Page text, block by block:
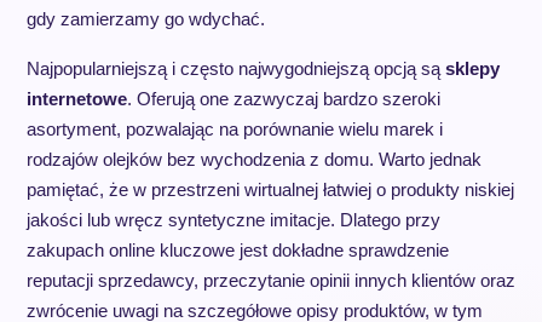
gdy zamierzamy go wdychać.
Najpopularniejszą i często najwygodniejszą opcją są sklepy
internetowe. Oferują one zazwyczaj bardzo szeroki
asortyment, pozwalając na porównanie wielu marek i
rodzajów olejków bez wychodzenia z domu. Warto jednak
pamiętać, że w przestrzeni wirtualnej łatwiej o produkty niskiej
jakości lub wręcz syntetyczne imitacje. Dlatego przy
zakupach online kluczowe jest dokładne sprawdzenie
reputacji sprzedawcy, przeczytanie opinii innych klientów oraz
zwrócenie uwagi na szczegółowe opisy produktów, w tym